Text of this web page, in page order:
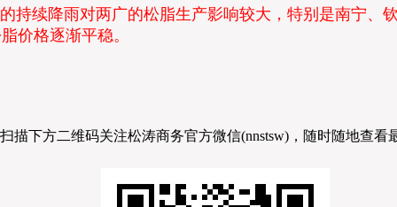
持续降雨对两广的松脂生产影响较大，特别是南宁、
价格逐渐平稳。
描下方二维码关注松涛商务官方微信(nnstsw)，随时随地查看